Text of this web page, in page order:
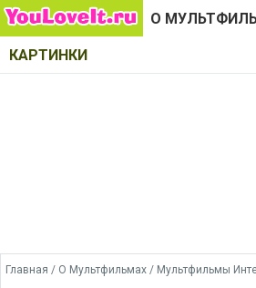
О
КАРТИНКИ
Главная / О Мультфильмах / Мультфильмы